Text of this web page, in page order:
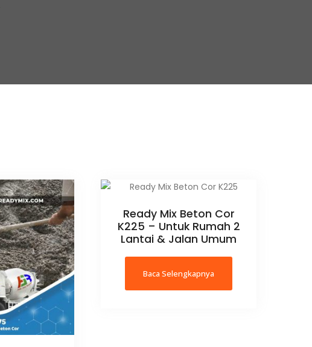
Ready Mix Beton Cor
K225 – Untuk Rumah 2
Lantai & Jalan Umum
Baca Selengkapnya